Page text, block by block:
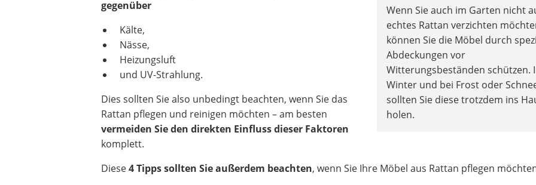
Wenn Sie auch im Garten nicht
echtes Rattan verzichten
können Sie die Möbel durch
Abdeckungen vor
Witterungsbeständen schützen.
Winter und bei Frost oder
sollten Sie diese trotzdem ins
holen.
gegenüber
Kälte,
Nässe,
Heizungsluft
und UV-Strahlung.
Dies sollten Sie also unbedingt beachten, wenn Sie das
Rattan pflegen und reinigen möchten – am besten
vermeiden Sie den direkten Einfluss dieser Faktoren
komplett.
Diese4 Tipps sollten Sie außerdem beachten, wenn Sie Ihre Möbel aus Rattan pflegen